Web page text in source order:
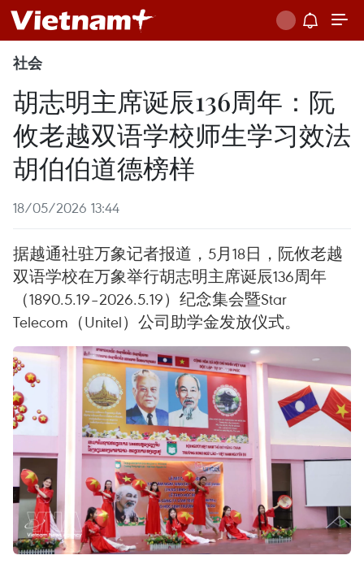
社会
胡志明主席诞辰136周年：阮
攸老越双语学校师生学习效法
胡伯伯道德榜样
18/05/2026 13:44
据越通社驻万象记者报道，5月18日，阮攸老越
双语学校在万象举行胡志明主席诞辰136周年
（1890.5.19–2026.5.19）纪念集会暨Star
Telecom（Unitel）公司助学金发放仪式。